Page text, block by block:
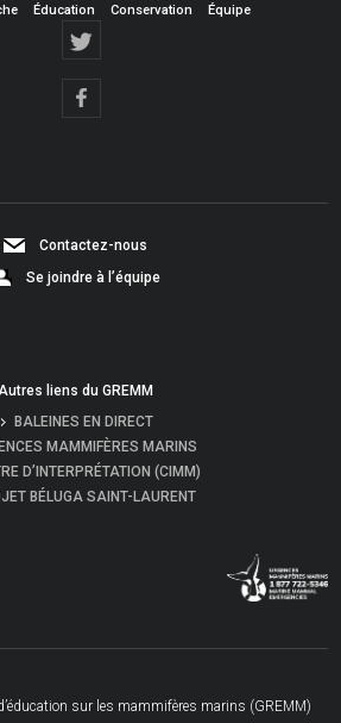
Éducation Conservation Équipe
Contactez-nous
Se joindre à l’équipe
Autres liens du GREMM
BALEINES EN DIRECT
MAMMIFÈRES MARINS
D’INTERPRÉTATION (CIMM)
BÉLUGA SAINT-LAURENT
sur les mammifères marins (GREMM)